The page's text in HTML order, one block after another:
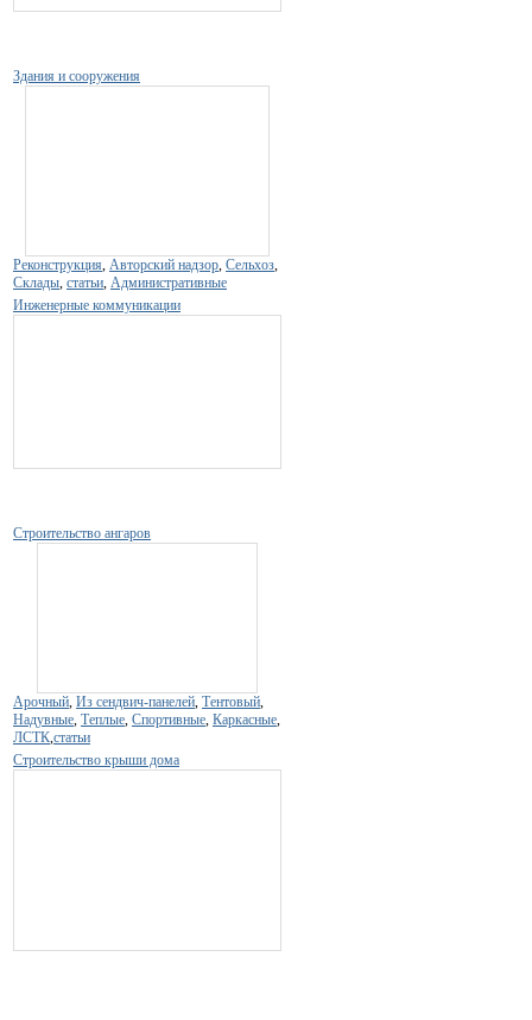
Здания и сооружения
Реконструкция, Авторский надзор, Сельхоз,
Склады, статьи, Административные
Инженерные коммуникации
Строительство ангаров
Арочный, Из сендвич-панелей, Тентовый,
Надувные, Теплые, Спортивные, Каркасные,
ЛСТК,статьи
Строительство крыши дома